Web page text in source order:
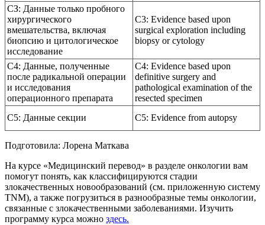
СЗ: Данные только пробного
хирургического
вмешательства, включая
биопсию и цитологическое
исследование
C3: Evidence based upon
surgical exploration including
biopsy or cytology
С4: Данные, полученные
после радикальной операции
и исследования
операционного препарата
C4: Evidence based upon
definitive surgery and
pathological examination of the
resected specimen
С5: Данные секции
C5: Evidence from autopsy
Подготовила: Лорена Маткава
На курсе «Медицинский перевод» в разделе онкологии вам
помогут понять, как классифицируются стадии
злокачественных новообразований (см. приложенную систему
TNM), а также погрузиться в разнообразные темы онкологии,
связанные с злокачественными заболеваниями. Изучить
программу курса можно здесь.